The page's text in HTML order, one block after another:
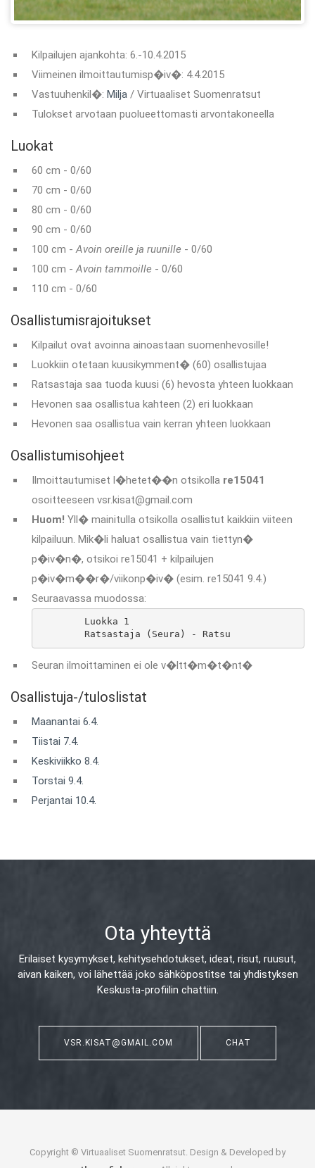
Kilpailujen ajankohta: 6.-10.4.2015
Viimeinen ilmoittautumisp�iv�: 4.4.2015
Vastuuhenkil�: Milja / Virtuaaliset Suomenratsut
Tulokset arvotaan puolueettomasti arvontakoneella
Luokat
60 cm - 0/60
70 cm - 0/60
80 cm - 0/60
90 cm - 0/60
100 cm -Avoin oreille ja ruunille - 0/60
100 cm -Avoin tammoille - 0/60
110 cm - 0/60
Osallistumisrajoitukset
Kilpailut ovat avoinna ainoastaan suomenhevosille!
Luokkiin otetaan kuusikymment� (60) osallistujaa
Ratsastaja saa tuoda kuusi (6) hevosta yhteen luokkaan
Hevonen saa osallistua kahteen (2) eri luokkaan
Hevonen saa osallistua vain kerran yhteen luokkaan
Osallistumisohjeet
Ilmoittautumiset l�hetet��n otsikolla re15041
osoitteeseen vsr.kisat@gmail.com
Huom! Yll� mainitulla otsikolla osallistut kaikkiin viiteen
kilpailuun. Mik�li haluat osallistua vain tiettyn�
p�iv�n�, otsikoi re15041 + kilpailujen
p�iv�m��r�/viikonp�iv� (esim. re15041 9.4.)
Seuraavassa muodossa:
	Ratsastaja (Seura) - Ratsu
Seuran ilmoittaminen ei ole v�ltt�m�t�nt�
Osallistuja-/tuloslistat
Maanantai 6.4.
Tiistai 7.4.
Keskiviikko 8.4.
Torstai 9.4.
Perjantai 10.4.
Ota yhteyttä
Erilaiset kysymykset, kehitysehdotukset, ideat, risut, ruusut,
aivan kaiken, voi lähettää joko sähköpostitse tai yhdistyksen
Keskusta-profiilin chattiin.
VSR.KISAT@GMAIL.COM CHAT
Copyright © Virtuaaliset Suomenratsut. Design & Developed by